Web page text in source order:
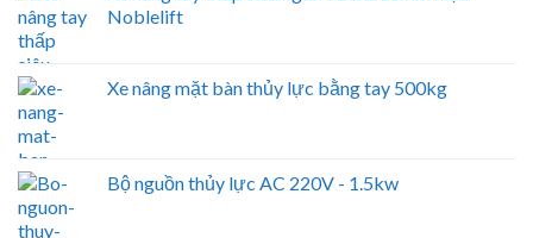
Noblelift
Xe nâng mặt bàn thủy lực bằng tay 500kg
Bộ nguồn thủy lực AC 220V - 1.5kw